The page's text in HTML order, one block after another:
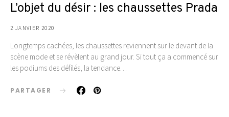
L’objet du désir : les chaussettes Prada
2 JANVIER 2020
Longtemps cachées, les chaussettes reviennent sur le devant de la
scène mode et se révèlent au grand jour. Si tout ça a commencé sur
les podiums des défilés, la tendance…
PARTAGER